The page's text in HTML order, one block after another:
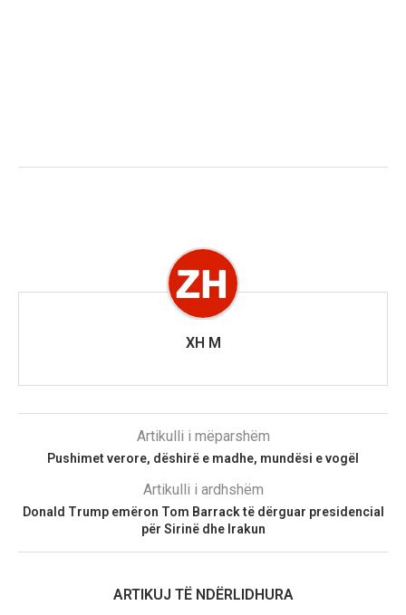
XH M
Artikulli i mëparshëm
Pushimet verore, dëshirë e madhe, mundësi e vogël
Artikulli i ardhshëm
Donald Trump emëron Tom Barrack të dërguar presidencial
për Sirinë dhe Irakun
ARTIKUJ TË NDËRLIDHURA